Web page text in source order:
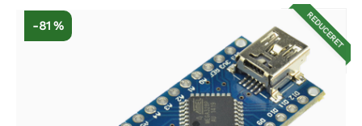
REDUCERET
-81 %